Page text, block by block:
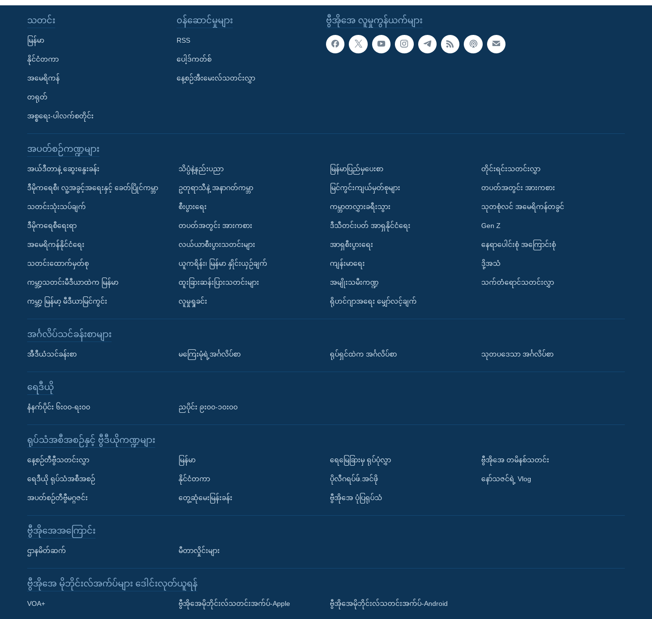
Learning English
ဗွီအိုအေ လူမှုကွန်ယက်များ
သတင်း
မြန်မာ
နိုင်ငံတကာ
အမေရိကန်
တရုတ်
အစ္စရေး-ပါလက်စတိုင်း
၀န်ဆောင်မှုများ
RSS
ပေါ့ဒ်ကတ်စ်
နေ့စဉ်အီးမေးလ်သတင်းလွှာ
အပတ်စဉ်ကဏ္ဍများ
အယ်ဒီတာနဲ့ ဆွေးနွေးခန်း
ဒီမိုကရေစီ၊ လူ့အခွင့်အရေးနှင့် ခေတ်ပြိုင်ကမ္ဘာ
သတင်းသုံးသပ်ချက်
ဒီမိုကရေစီရေးရာ
အမေရိကန်နိုင်ငံရေး
သတင်းထောက်မှတ်စု
ကမ္ဘာ့သတင်းမီဒီယာထဲက မြန်မာ
ကမ္ဘာ့ မြန်မာ့ မီဒီယာမြင်ကွင်း
သိပ္ပံနဲ့နည်းပညာ
ဥတုရာသီနဲ့ အနာဂတ်ကမ္ဘာ
စီးပွားရေး
တပတ်အတွင်း အားကစား
လယ်ယာစီးပွားသတင်းများ
ယူကရိန်း၊ မြန်မာ နှိုင်းယှဉ်ချက်
ထူးခြားဆန်းပြားသတင်းများ
လူမှုရှုခင်း
မြန်မာပြည်မှပေးစာ
မြင်ကွင်းကျယ်မှတ်စုများ
ကမ္ဘာတလွှားခရီးသွား
ဒီသီတင်းပတ် အာရှနိုင်ငံရေး
အာရှစီးပွားရေး
ကျန်းမာရေး
အမျိုးသမီးကဏ္ဍ
ရိုဟင်ဂျာအရေး မျှော်လင့်ချက်
တိုင်းရင်းသတင်းလွှာ
တပတ်အတွင်း အားကစား
သုတစုံလင် အမေရိကန်တခွင်
Gen Z
နေရာပေါင်းစုံ အကြောင်းစုံ
ဒို့အသံ
သက်တံရောင်သတင်းလွှာ
အင်္ဂလိပ်သင်ခန်းစာများ
အီဒီယံသင်ခန်းစာ မကြေးမုံရဲ့အင်္ဂလိပ်စာ ရုပ်ရှင်ထဲက အင်္ဂလိပ်စာ သုတပဒေသာ အင်္ဂလိပ်စာ
ရေဒီယို
နံနက်ပိုင်း ၆း၀၀-ရး၀၀ ညပိုင်း ၉း၀၀-၁၀း၀၀
ရုပ်သံအစီအစဉ်နှင့် ဗွီဒီယိုကဏ္ဍများ
နေ့စဉ်တီဗွီသတင်းလွှာ
ရေဒီယို ရုပ်သံအစီအစဉ်
အပတ်စဉ်တီဗွီမဂ္ဂဇင်း
မြန်မာ
နိုင်ငံတကာ
တွေ့ဆုံမေးမြန်းခန်း
ရေမြေခြားမှ ရုပ်ပုံလွှာ
ပိုလီဂရပ်ဖ်.အင်ဖို
ဗွီအိုအေ ပုံပြရုပ်သံ
ဗွီအိုအေ တမိနစ်သတင်း
နော်သဇင်ရဲ့ Vlog
ဗွီအိုအေအကြောင်း
ဌာနမိတ်ဆက် မီတာလှိုင်းများ
ဗွီအိုအေ မိုဘိုင်းလ်အက်ပ်များ ဒေါင်းလုတ်ယူရန်
VOA+ ဗွီအိုအေမိုဘိုင်းလ်သတင်းအက်ပ်-Apple ဗွီအိုအေမိုဘိုင်းလ်သတင်းအက်ပ်-Android